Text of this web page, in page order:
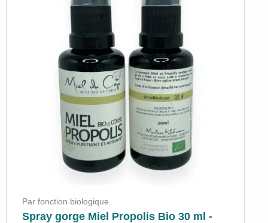
Par fonction biologique
Spray gorge Miel Propolis Bio 30 ml -